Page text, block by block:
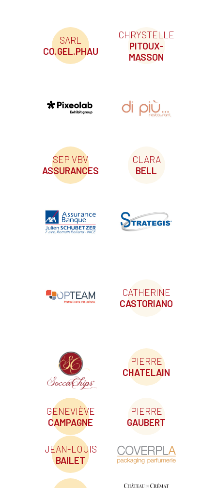
SARL
CO.GEL.PHAU
CHRYSTELLE
PITOUX-
MASSON
SEP VBV
ASSURANCES
CLARA
BELL
CATHERINE
CASTORIANO
PIERRE
CHATELAIN
GENEVIÈVE
CAMPAGNE
PIERRE
GAUBERT
JEAN-LOUIS
BAILET